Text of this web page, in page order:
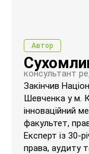
Автор
консультант
Закінчив
Шевченка у м.
інноваційний
факультет,
Експерт із 30-
права, аудиту